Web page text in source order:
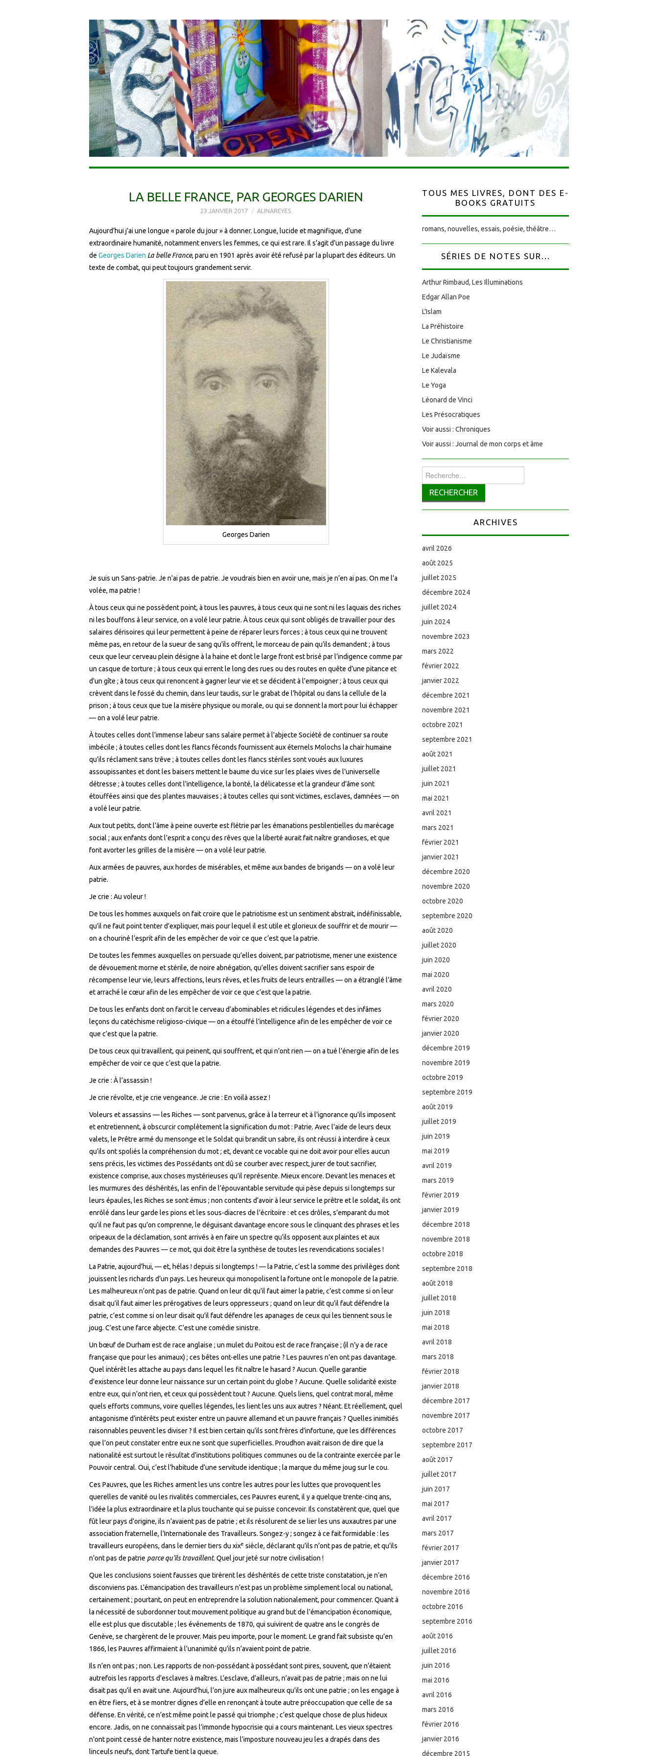
LA BELLE FRANCE, PAR GEORGES DARIEN
23 JANVIER 2017 ALINAREYES
Aujourd’hui j’ai une longue « parole du jour » à donner. Longue, lucide et magnifique, d’une
extraordinaire humanité, notamment envers les femmes, ce qui est rare. Il s’agit d’un passage du livre
de Georges Darien La belle France, paru en 1901 après avoir été refusé par la plupart des éditeurs. Un
texte de combat, qui peut toujours grandement servir.
Georges Darien
Je suis un Sans-patrie. Je n’ai pas de patrie. Je voudrais bien en avoir une, mais je n’en ai pas. On me l’a
volée, ma patrie !
À tous ceux qui ne possèdent point, à tous les pauvres, à tous ceux qui ne sont ni les laquais des riches
ni les bouffons à leur service, on a volé leur patrie. À tous ceux qui sont obligés de travailler pour des
salaires dérisoires qui leur permettent à peine de réparer leurs forces ; à tous ceux qui ne trouvent
même pas, en retour de la sueur de sang qu’ils offrent, le morceau de pain qu’ils demandent ; à tous
ceux que leur cerveau plein désigne à la haine et dont le large front est brisé par l’indigence comme par
un casque de torture ; à tous ceux qui errent le long des rues ou des routes en quête d’une pitance et
d’un gîte ; à tous ceux qui renoncent à gagner leur vie et se décident à l’empoigner ; à tous ceux qui
crèvent dans le fossé du chemin, dans leur taudis, sur le grabat de l’hôpital ou dans la cellule de la
prison ; à tous ceux que tue la misère physique ou morale, ou qui se donnent la mort pour lui échapper
— on a volé leur patrie.
À toutes celles dont l’immense labeur sans salaire permet à l’abjecte Société de continuer sa route
imbécile ; à toutes celles dont les flancs féconds fournissent aux éternels Molochs la chair humaine
qu’ils réclament sans trêve ; à toutes celles dont les flancs stériles sont voués aux luxures
assoupissantes et dont les baisers mettent le baume du vice sur les plaies vives de l’universelle
détresse ; à toutes celles dont l’intelligence, la bonté, la délicatesse et la grandeur d’âme sont
étouffées ainsi que des plantes mauvaises ; à toutes celles qui sont victimes, esclaves, damnées — on
a volé leur patrie.
Aux tout petits, dont l’âme à peine ouverte est flétrie par les émanations pestilentielles du marécage
social ; aux enfants dont l’esprit a conçu des rêves que la liberté aurait fait naître grandioses, et que
font avorter les grilles de la misère — on a volé leur patrie.
Aux armées de pauvres, aux hordes de misérables, et même aux bandes de brigands — on a volé leur
patrie.
Je crie : Au voleur !
De tous les hommes auxquels on fait croire que le patriotisme est un sentiment abstrait, indéfinissable,
qu’il ne faut point tenter d’expliquer, mais pour lequel il est utile et glorieux de souffrir et de mourir —
on a chouriné l’esprit afin de les empêcher de voir ce que c’est que la patrie.
De toutes les femmes auxquelles on persuade qu’elles doivent, par patriotisme, mener une existence
de dévouement morne et stérile, de noire abnégation, qu’elles doivent sacrifier sans espoir de
récompense leur vie, leurs affections, leurs rêves, et les fruits de leurs entrailles — on a étranglé l’âme
et arraché le cœur afin de les empêcher de voir ce que c’est que la patrie.
De tous les enfants dont on farcit le cerveau d’abominables et ridicules légendes et des infâmes
leçons du catéchisme religioso-civique — on a étouffé l’intelligence afin de les empêcher de voir ce
que c’est que la patrie.
De tous ceux qui travaillent, qui peinent, qui souffrent, et qui n’ont rien — on a tué l’énergie afin de les
empêcher de voir ce que c’est que la patrie.
Je crie : À l’assassin !
Je crie révolte, et je crie vengeance. Je crie : En voilà assez !
Voleurs et assassins — les Riches — sont parvenus, grâce à la terreur et à l’ignorance qu’ils imposent
et entretiennent, à obscurcir complètement la signification du mot : Patrie. Avec l’aide de leurs deux
valets, le Prêtre armé du mensonge et le Soldat qui brandit un sabre, ils ont réussi à interdire à ceux
qu’ils ont spoliés la compréhension du mot ; et, devant ce vocable qui ne doit avoir pour elles aucun
sens précis, les victimes des Possédants ont dû se courber avec respect, jurer de tout sacrifier,
existence comprise, aux choses mystérieuses qu’il représente. Mieux encore. Devant les menaces et
les murmures des déshérités, las enfin de l’épouvantable servitude qui pèse depuis si longtemps sur
leurs épaules, les Riches se sont émus ; non contents d’avoir à leur service le prêtre et le soldat, ils ont
enrôlé dans leur garde les pions et les sous-diacres de l’écritoire : et ces drôles, s’emparant du mot
qu’il ne faut pas qu’on comprenne, le déguisant davantage encore sous le clinquant des phrases et les
oripeaux de la déclamation, sont arrivés à en faire un spectre qu’ils opposent aux plaintes et aux
demandes des Pauvres — ce mot, qui doit être la synthèse de toutes les revendications sociales !
La Patrie, aujourd’hui, — et, hélas ! depuis si longtemps ! — la Patrie, c’est la somme des privilèges dont
jouissent les richards d’un pays. Les heureux qui monopolisent la fortune ont le monopole de la patrie.
Les malheureux n’ont pas de patrie. Quand on leur dit qu’il faut aimer la patrie, c’est comme si on leur
disait qu’il faut aimer les prérogatives de leurs oppresseurs ; quand on leur dit qu’il faut défendre la
patrie, c’est comme si on leur disait qu’il faut défendre les apanages de ceux qui les tiennent sous le
joug. C’est une farce abjecte. C’est une comédie sinistre.
Un bœuf de Durham est de race anglaise ; un mulet du Poitou est de race française ; (il n’y a de race
française que pour les animaux) ; ces bêtes ont-elles une patrie ? Les pauvres n’en ont pas davantage.
Quel intérêt les attache au pays dans lequel les fit naître le hasard ? Aucun. Quelle garantie
d’existence leur donne leur naissance sur un certain point du globe ? Aucune. Quelle solidarité existe
entre eux, qui n’ont rien, et ceux qui possèdent tout ? Aucune. Quels liens, quel contrat moral, même
quels efforts communs, voire quelles légendes, les lient les uns aux autres ? Néant. Et réellement, quel
antagonisme d’intérêts peut exister entre un pauvre allemand et un pauvre français ? Quelles inimitiés
raisonnables peuvent les diviser ? Il est bien certain qu’ils sont frères d’infortune, que les différences
que l’on peut constater entre eux ne sont que superficielles. Proudhon avait raison de dire que la
nationalité est surtout le résultat d’institutions politiques communes ou de la contrainte exercée par le
Pouvoir central. Oui, c’est l’habitude d’une servitude identique ; la marque du même joug sur le cou.
Ces Pauvres, que les Riches arment les uns contre les autres pour les luttes que provoquent les
querelles de vanité ou les rivalités commerciales, ces Pauvres eurent, il y a quelque trente-cinq ans,
l’idée la plus extraordinaire et la plus touchante qui se puisse concevoir. Ils constatèrent que, quel que
fût leur pays d’origine, ils n’avaient pas de patrie ; et ils résolurent de se lier les uns auxautres par une
association fraternelle, l’Internationale des Travailleurs. Songez-y ; songez à ce fait formidable : les
travailleurs européens, dans le dernier tiers du xixe siècle, déclarant qu’ils n’ont pas de patrie, et qu’ils
n’ont pas de patrie parce qu’ils travaillent. Quel jour jeté sur notre civilisation !
Que les conclusions soient fausses que tirèrent les déshérités de cette triste constatation, je n’en
disconviens pas. L’émancipation des travailleurs n’est pas un problème simplement local ou national,
certainement ; pourtant, on peut en entreprendre la solution nationalement, pour commencer. Quant à
la nécessité de subordonner tout mouvement politique au grand but de l’émancipation économique,
elle est plus que discutable ; les événements de 1870, qui suivirent de quatre ans le congrès de
Genève, se chargèrent de le prouver. Mais peu importe, pour le moment. Le grand fait subsiste qu’en
1866, les Pauvres affirmaient à l’unanimité qu’ils n’avaient point de patrie.
Ils n’en ont pas ; non. Les rapports de non-possédant à possédant sont pires, souvent, que n’étaient
autrefois les rapports d’esclaves à maîtres. L’esclave, d’ailleurs, n’avait pas de patrie ; mais on ne lui
disait pas qu’il en avait une. Aujourd’hui, l’on jure aux malheureux qu’ils ont une patrie ; on les engage à
en être fiers, et à se montrer dignes d’elle en renonçant à toute autre préoccupation que celle de sa
défense. En vérité, ce n’est même point le passé qui triomphe ; c’est quelque chose de plus hideux
encore. Jadis, on ne connaissait pas l’immonde hypocrisie qui a cours maintenant. Les vieux spectres
n’ont point cessé de hanter notre existence, mais l’imposture nouveau jeu les a drapés dans des
linceuls neufs, dont Tartufe tient la queue.
TOUS MES LIVRES, DONT DES E-
BOOKS GRATUITS
romans, nouvelles, essais, poésie, théâtre…
SÉRIES DE NOTES SUR...
Arthur Rimbaud, Les Illuminations
Edgar Allan Poe
L'Islam
La Préhistoire
Le Christianisme
Le Judaïsme
Le Kalevala
Le Yoga
Léonard de Vinci
Les Présocratiques
Voir aussi : Chroniques
Voir aussi : Journal de mon corps et âme
Rechercher :
ARCHIVES
avril 2026
août 2025
juillet 2025
décembre 2024
juillet 2024
juin 2024
novembre 2023
mars 2022
février 2022
janvier 2022
décembre 2021
novembre 2021
octobre 2021
septembre 2021
août 2021
juillet 2021
juin 2021
mai 2021
avril 2021
mars 2021
février 2021
janvier 2021
décembre 2020
novembre 2020
octobre 2020
septembre 2020
août 2020
juillet 2020
juin 2020
mai 2020
avril 2020
mars 2020
février 2020
janvier 2020
décembre 2019
novembre 2019
octobre 2019
septembre 2019
août 2019
juillet 2019
juin 2019
mai 2019
avril 2019
mars 2019
février 2019
janvier 2019
décembre 2018
novembre 2018
octobre 2018
septembre 2018
août 2018
juillet 2018
juin 2018
mai 2018
avril 2018
mars 2018
février 2018
janvier 2018
décembre 2017
novembre 2017
octobre 2017
septembre 2017
août 2017
juillet 2017
juin 2017
mai 2017
avril 2017
mars 2017
février 2017
janvier 2017
décembre 2016
novembre 2016
octobre 2016
septembre 2016
août 2016
juillet 2016
juin 2016
mai 2016
avril 2016
mars 2016
février 2016
janvier 2016
décembre 2015